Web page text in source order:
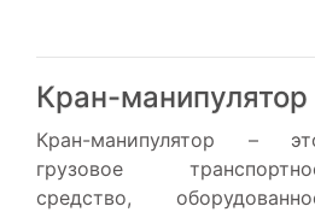
Кран-манипулятор
Кран-манипулятор –
грузовое
средство,